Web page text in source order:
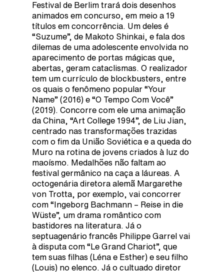
Festival de Berlim trará dois desenhos
animados em concurso, em meio a 19
títulos em concorrência. Um deles é
“Suzume”, de Makoto Shinkai, e fala dos
dilemas de uma adolescente envolvida no
aparecimento de portas mágicas que,
abertas, geram cataclismas. O realizador
tem um currículo de blockbusters, entre
os quais o fenômeno popular “Your
Name” (2016) e “O Tempo Com Você”
(2019). Concorre com ele uma animação
da China, “Art College 1994”, de Liu Jian,
centrado nas transformações trazidas
com o fim da União Soviética e a queda do
Muro na rotina de jovens criados à luz do
maoísmo. Medalhões não faltam ao
festival germânico na caça a láureas. A
octogenária diretora alemã Margarethe
von Trotta, por exemplo, vai concorrer
com “Ingeborg Bachmann – Reise in die
Wüste”, um drama romântico com
bastidores na literatura. Já o
septuagenário francês Philippe Garrel vai
à disputa com “Le Grand Chariot”, que
tem suas filhas (Léna e Esther) e seu filho
(Louis) no elenco. Já o cultuado diretor